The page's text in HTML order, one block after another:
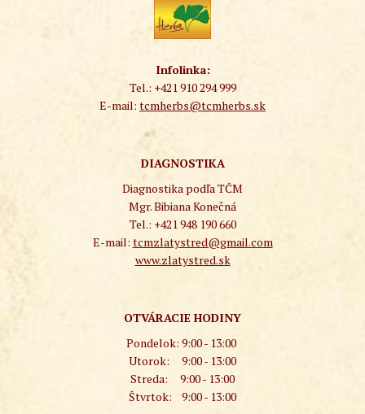
Infolinka:
Tel.: +421 910 294 999
E-mail: tcmherbs@tcmherbs.sk
DIAGNOSTIKA
Diagnostika podľa TČM
Mgr. Bibiana Konečná
Tel.: +421 948 190 660
E-mail: tcmzlatystred@gmail.com
www.zlatystred.sk
OTVÁRACIE HODINY
Pondelok: 9:00 - 13:00
Utorok: 9:00 - 13:00
Streda: 9:00 - 13:00
Štvrtok: 9:00 - 13:00